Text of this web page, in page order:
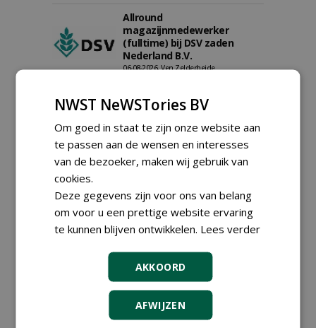
Allround
magazijnmedewerker
(fulltime) bij DSV zaden
Nederland B.V.
06-08-2026, Ven Zelderheide
Boomtotaalzorg32-40 uur
30-07-2026, Schalkwijk
Boominspecteur bij
Boomtotaalzorg24-40 uur
30-07-2026, Schalkwijk
Golfbaan KralingenOosthoek
groepRotterdam
30-07-2026
meer Groene Banen
NWST NeWSTories BV
Om goed in staat te zijn onze website aan
te passen aan de wensen en interesses
van de bezoeker, maken wij gebruik van
cookies.
Deze gegevens zijn voor ons van belang
om voor u een prettige website ervaring
te kunnen blijven ontwikkelen. Lees verder
AKKOORD
AFWIJZEN